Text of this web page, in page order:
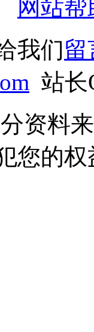
网站帮
我们留
站长
资料
您的